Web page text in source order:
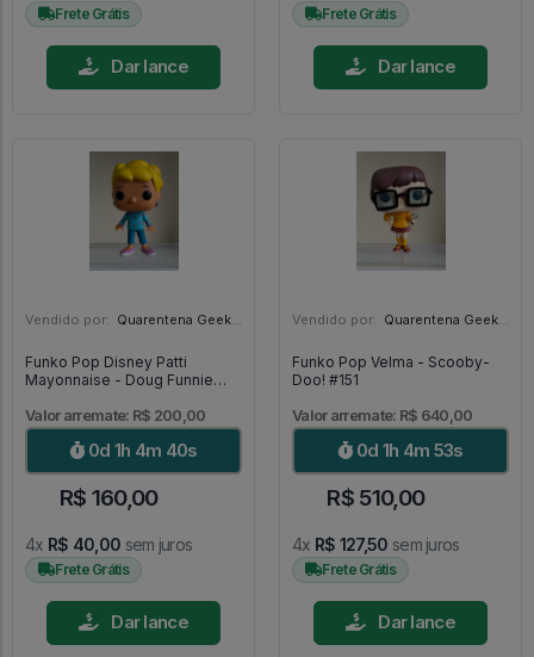
Frete Grátis
Dar lance
Frete Grátis
Dar lance
Vendido por: Quarentena Geek Store - SP
Funko Pop Disney Patti
Mayonnaise - Doug Funnie
Valor arremate: R$ 200,00
0d 1h 4m 38s
R$ 160,00
4x R$ 40,00 sem juros
Frete Grátis
Dar lance
Vendido por: Quarentena Geek Store - SP
Funko Pop Velma - Scooby-
Doo! #151
Valor arremate: R$ 640,00
0d 1h 4m 51s
R$ 510,00
4x R$ 127,50 sem juros
Frete Grátis
Dar lance